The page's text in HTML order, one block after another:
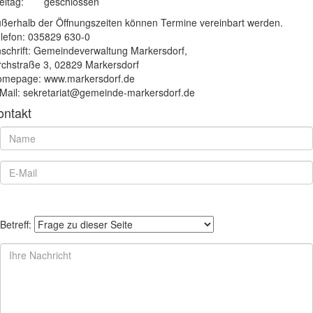
der Öffnungszeiten können Termine vereinbart werden.
035829 630-0
Gemeindeverwaltung Markersdorf,
3, 02829 Markersdorf
www.markersdorf.de
sekretariat@gemeinde-markersdorf.de
Betreff: